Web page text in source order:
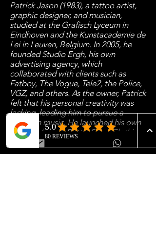
Patrick Jason (1983), a tattoo artist,
graphic designer, and musician,
studied at the Grafisch Lyceum in
Eindhoven and the Kunstacademie de
Lei in Leuven, Belgium. In 2005, he
founded Studio Ergh, his own
advertising agency, which
collaborated with clients such as
Fatboy, The Vogue, Tele2, the Police,
VGZ, and others. As the owner, Patrick
felt that his personal creativity was
lacking, leading him to pursue a
career in music. He launched his own
clothing brand, Battle Scars Clothing,
and in 2020, he opened his tattoo
studio in Gennep, Battle Scars Ink. In